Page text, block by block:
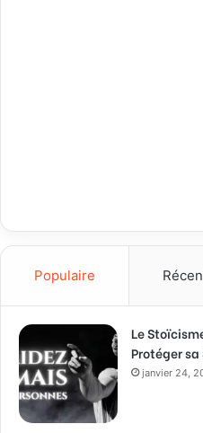
Populaire
Le
Protéger
janvier 24,